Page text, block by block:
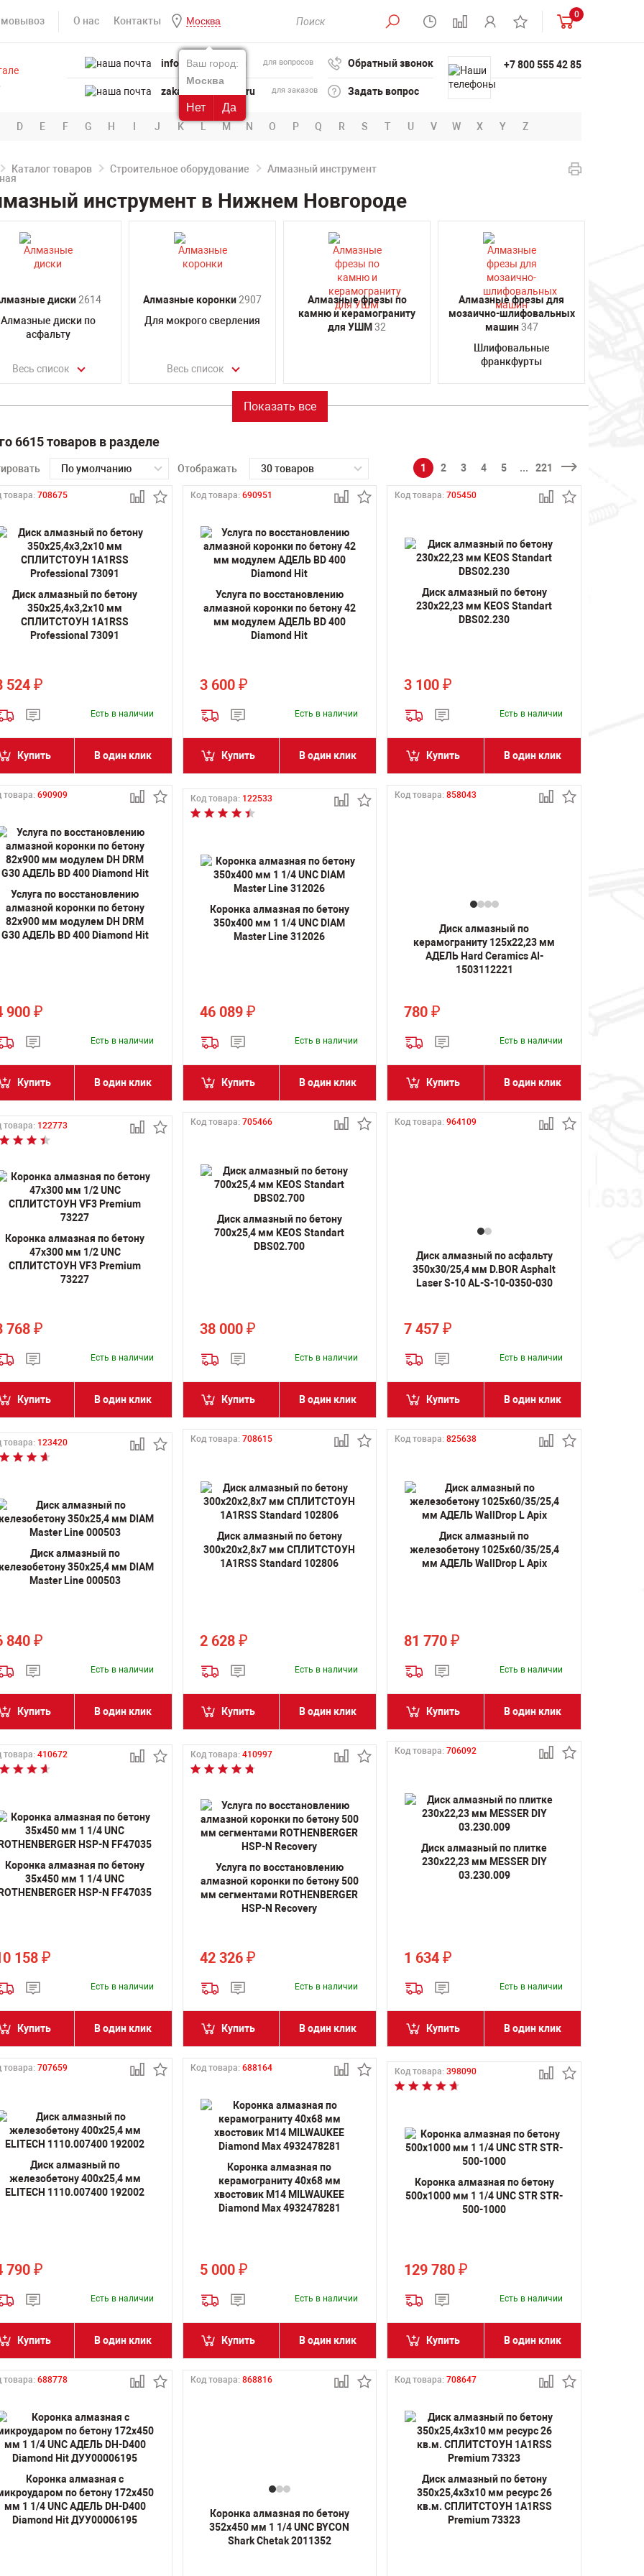
О нас Контакты Москва
Ваш город:
Москва
Нет Да
0
info@powertool.ru для вопросов
zakaz@powertool.ru для заказов
Обратный звонок
Задать вопрос
+7 800 555 42 85
D E F G H I J K L M N O P Q R S T U V W X Y Z
Каталог товаров Строительное оборудование Алмазный инструмент
инструмент в Нижнем Новгороде
диски2614
Алмазные диски по
асфальту
Весь список
Алмазные коронки2907
Для мокрого сверления
Весь список
Алмазные фрезы по
камню и керамограниту
для УШМ 32
Алмазные фрезы для
мозаично-шлифовальных
машин347
Шлифовальные
франкфурты
Показать все
6615 товаров в разделе
По умолчанию Отображать 30 товаров 1 2 3 4 5 ... 221
товара: 708675
Диск алмазный по бетону
350х25,4х3,2х10 мм
СПЛИТСТОУН 1A1RSS
Professional 73091
524 ₽
Есть в наличии
Купить В один клик
Код товара: 690951
Услуга по восстановлению
алмазной коронки по бетону 42
мм модулем АДЕЛЬ BD 400
Diamond Hit
3 600 ₽
Есть в наличии
Купить В один клик
Код товара:705450
Диск алмазный по бетону
230х22,23 мм KEOS Standart
DBS02.230
3 100₽
Есть в наличии
Купить В один клик
товара: 690909
Услуга по восстановлению
алмазной коронки по бетону
82x900 мм модулем DH DRM
G30 АДЕЛЬ BD 400 Diamond Hit
900 ₽
Есть в наличии
Купить В один клик
Код товара: 122533
Коронка алмазная по бетону
350х400 мм 1 1/4 UNC DIAM
Master Line 312026
46 089 ₽
Есть в наличии
Купить В один клик
Код товара:858043
Диск алмазный по
керамограниту 125х22,23 мм
АДЕЛЬ Hard Ceramics AI-
1503112221
780₽
Есть в наличии
Купить В один клик
товара: 122773
Коронка алмазная по бетону
47х300 мм 1/2 UNC
СПЛИТСТОУН VF3 Premium
73227
768 ₽
Есть в наличии
Купить В один клик
Код товара: 705466
Диск алмазный по бетону
700х25,4 мм KEOS Standart
DBS02.700
38 000 ₽
Есть в наличии
Купить В один клик
Код товара:964109
Диск алмазный по асфальту
350х30/25,4 мм D.BOR Asphalt
Laser S-10 AL-S-10-0350-030
7 457₽
Есть в наличии
Купить В один клик
товара: 123420
Диск алмазный по
350х25,4 мм DIAM
Master Line 000503
840 ₽
Есть в наличии
Купить В один клик
Код товара: 708615
Диск алмазный по бетону
300х20х2,8х7 мм СПЛИТСТОУН
1A1RSS Standard 102806
2 628 ₽
Есть в наличии
Купить В один клик
Код товара:825638
Диск алмазный по
железобетону 1025х60/35/25,4
мм АДЕЛЬ WallDrop L Apix
81 770₽
Есть в наличии
Купить В один клик
товара: 410672
Коронка алмазная по бетону
35х450 мм 1 1/4 UNC
HSP-N FF47035
158 ₽
Есть в наличии
Купить В один клик
Код товара: 410997
Услуга по восстановлению
алмазной коронки по бетону 500
мм сегментами ROTHENBERGER
HSP-N Recovery
42 326 ₽
Есть в наличии
Купить В один клик
Код товара:706092
Диск алмазный по плитке
230х22,23 мм MESSER DIY
03.230.009
1 634₽
Есть в наличии
Купить В один клик
товара: 707659
Диск алмазный по
железобетону 400х25,4 мм
ELITECH 1110.007400 192002
790 ₽
Есть в наличии
Купить В один клик
Код товара: 688164
Коронка алмазная по
керамограниту 40х68 мм
хвостовик M14 MILWAUKEE
Diamond Max 4932478281
5 000 ₽
Есть в наличии
Купить В один клик
Код товара:398090
Коронка алмазная по бетону
500х1000 мм 1 1/4 UNC STR STR-
500-1000
129 780₽
Есть в наличии
Купить В один клик
товара: 688778
Коронка алмазная с
по бетону 172х450
мм 1 1/4 UNC АДЕЛЬ DH-D400
Diamond Hit ДУУ00006195
Код товара: 868816
Коронка алмазная по бетону
352х450 мм 1 1/4 UNC BYCON
Shark Chetak 2011352
Код товара:708647
Диск алмазный по бетону
350х25,4х3х10 мм ресурс 26
кв.м. СПЛИТСТОУН 1A1RSS
Premium 73323